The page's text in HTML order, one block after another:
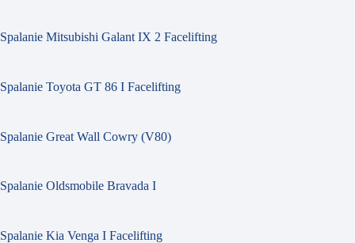
Spalanie Mitsubishi Galant IX 2 Facelifting
Spalanie Toyota GT 86 I Facelifting
Spalanie Great Wall Cowry (V80)
Spalanie Oldsmobile Bravada I
Spalanie Kia Venga I Facelifting